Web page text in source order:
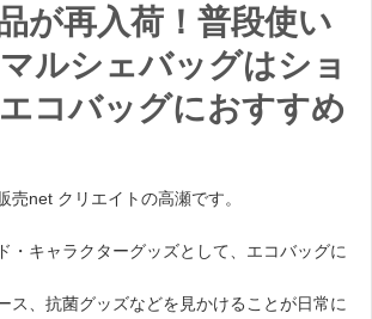
が再入荷！普段使い
ルシェバッグはショ
コバッグにおすすめ
売net クリエイトの高瀬です。
・キャラクターグッズとして、エコバッグに
ス、抗菌グッズなどを見かけることが日常に